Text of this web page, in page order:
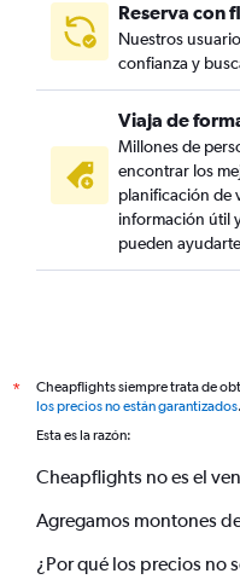
Reserva con
Nuestros
confianza y
Viaja de
Millones de
encontrar los
planificación de
información útil
pueden
*
Cheapflights siempre trata de
los precios no están garantizados.
Esta es la razón:
Cheapflights no es el
Agregamos montones
¿Por qué los precios no